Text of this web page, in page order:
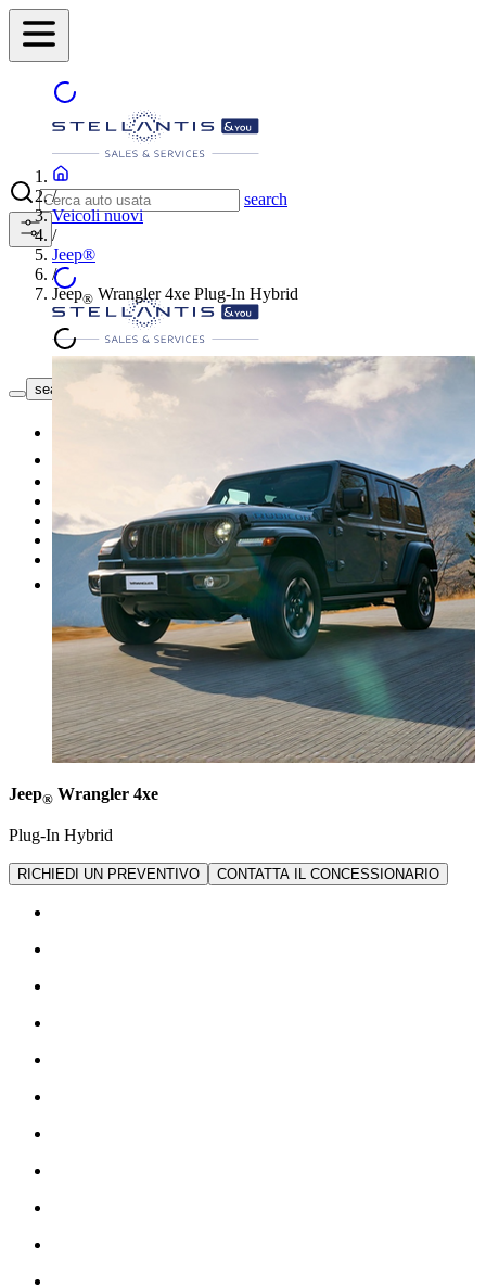
search
search button - icon Trova la concessionaria
Officina
Vendi un'auto
Altro
/
Veicoli nuovi
/
Jeep®
/
Jeep® Wrangler 4xe Plug-In Hybrid
Jeep® Wrangler 4xe
Plug-In Hybrid
RICHIEDI UN PREVENTIVO CONTATTA IL CONCESSIONARIO